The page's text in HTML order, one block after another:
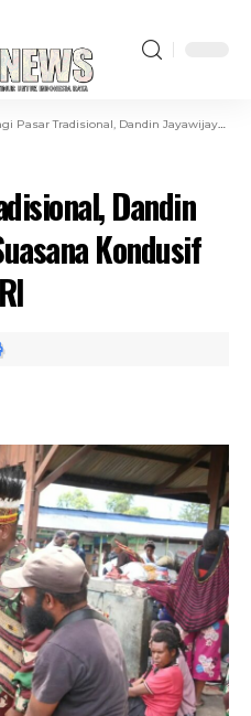
Tradisional, Dandin Jayawijaya : Jaga Suasana Kondusif Jelang HUT Ke-78 RI
Dandin
Kondusif